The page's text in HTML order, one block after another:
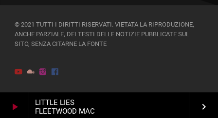
play_arrow
LITTLE LIES
FLEETWOOD MAC
keyboard_arrow_right
© 2021 TUTTI I DIRITTI RISERVATI. VIETATA LA RIPRODUZIONE,
ANCHE PARZIALE, DEI TESTI DELLE NOTIZIE PUBBLICATE SUL
SITO, SENZA CITARNE LA FONTE